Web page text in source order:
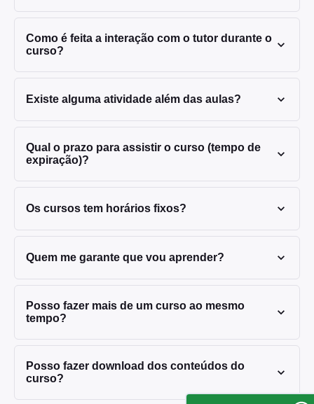
Como é feita a interação com o tutor durante o
curso?
Existe alguma atividade além das aulas?
Qual o prazo para assistir o curso (tempo de
expiração)?
Os cursos tem horários fixos?
Quem me garante que vou aprender?
Posso fazer mais de um curso ao mesmo
tempo?
Posso fazer download dos conteúdos do
curso?